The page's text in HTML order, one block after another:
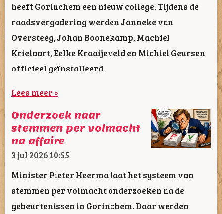
heeft Gorinchem een nieuw college. Tijdens de
raadsvergadering werden Janneke van
Oversteeg, Johan Boonekamp, Machiel
Krielaart, Eelke Kraaijeveld en Michiel Geursen
officieel geïnstalleerd.
Lees meer »
Onderzoek naar
stemmen per volmacht
na affaire
3 jul 202610:55
Minister Pieter Heerma laat het systeem van
stemmen per volmacht onderzoeken na de
gebeurtenissen in Gorinchem. Daar werden